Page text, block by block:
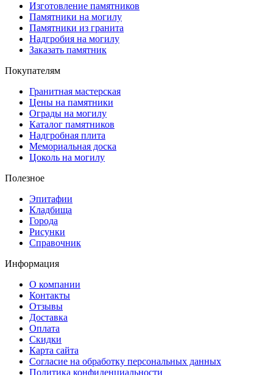
Изготовление памятников
Памятники на могилу
Памятники из гранита
Надгробия на могилу
Заказать памятник
Покупателям
Гранитная мастерская
Цены на памятники
Ограды на могилу
Каталог памятников
Надгробная плита
Мемориальная доска
Цоколь на могилу
Полезное
Эпитафии
Кладбища
Города
Рисунки
Справочник
Информация
О компании
Контакты
Отзывы
Доставка
Оплата
Скидки
Карта сайта
Согласие на обработку персональных данных
Политика конфиденциальности